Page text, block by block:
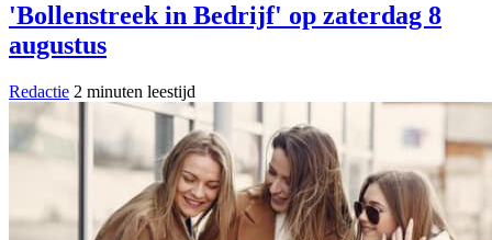
'Bollenstreek in Bedrijf' op zaterdag 8
augustus
Redactie 2 minuten leestijd